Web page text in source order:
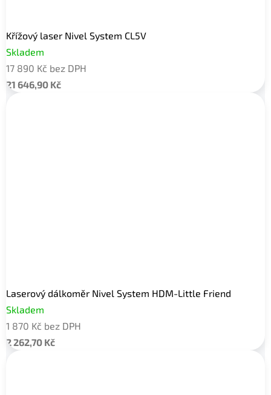
Křížový laser Nivel System CL5V
Skladem
17 890 Kč bez DPH
21 646,90 Kč
Laserový dálkoměr Nivel System HDM-Little Friend
Skladem
1 870 Kč bez DPH
2 262,70 Kč